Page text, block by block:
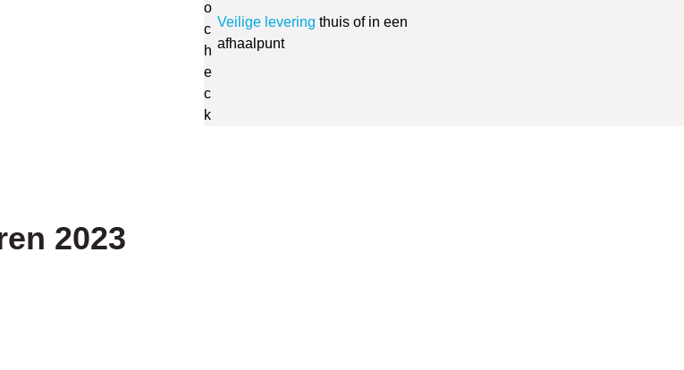
Veilige levering thuis of in een
afhaalpunt
2023